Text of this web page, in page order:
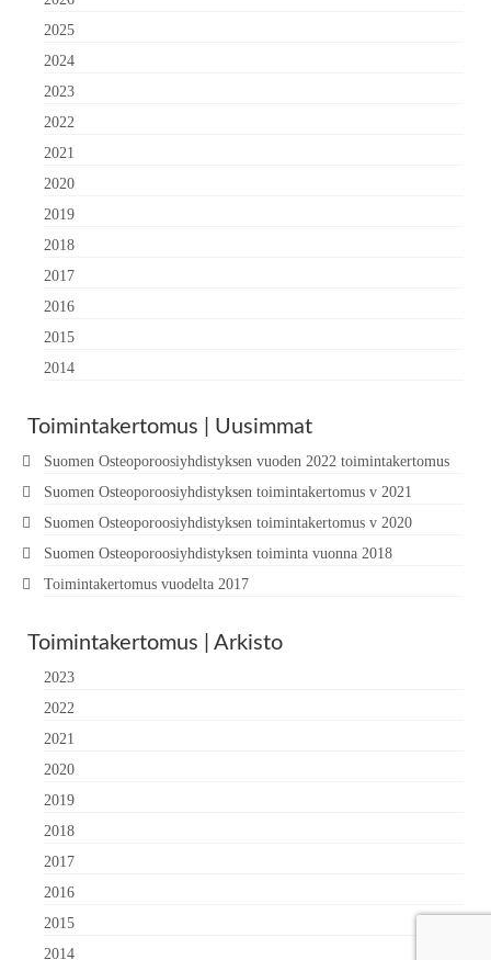
2025
2024
2023
2022
2021
2020
2019
2018
2017
2016
2015
2014
Toimintakertomus | Uusimmat
Suomen Osteoporoosiyhdistyksen vuoden 2022 toimintakertomus
Suomen Osteoporoosiyhdistyksen toimintakertomus v 2021
Suomen Osteoporoosiyhdistyksen toimintakertomus v 2020
Suomen Osteoporoosiyhdistyksen toiminta vuonna 2018
Toimintakertomus vuodelta 2017
Toimintakertomus | Arkisto
2023
2022
2021
2020
2019
2018
2017
2016
2015
2014